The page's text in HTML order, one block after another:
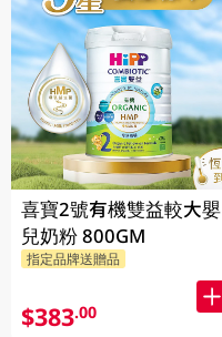
喜寶2號有機雙益較大嬰
兒奶粉 800GM
指定品牌送贈品
$383.00